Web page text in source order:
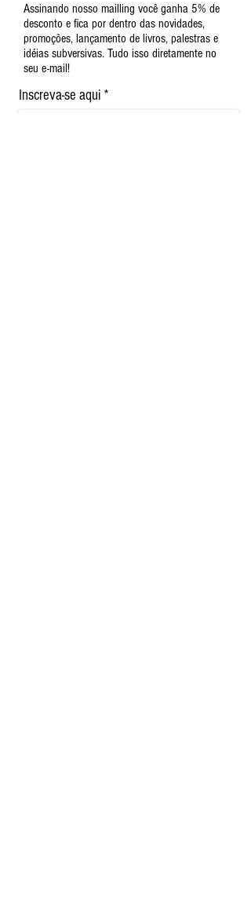
Assinando nosso mailling você ganha 5% de
desconto e fica por dentro das novidades,
promoções, lançamento de livros, palestras e
idéias subversivas. Tudo isso diretamente no
seu e-mail!
Inscreva-se aqui